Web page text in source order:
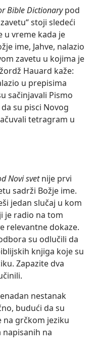
Bible Dictionarypod
stoji sledeći
u vreme kada je
ime, Jahve, nalazio
zavetu u kojima je
Hauard kaže:
u prepisima
sačinjavali Pismo
su pisci Novog
tetragram u
Novi svetnije prvi
sadrži Božje ime.
jedan slučaj u kom
je radio na tom
relevantne dokaze.
su odlučili da
knjiga koje su
Zapazite dva
nestanak
budući da su
na grčkom jeziku
napisanih na